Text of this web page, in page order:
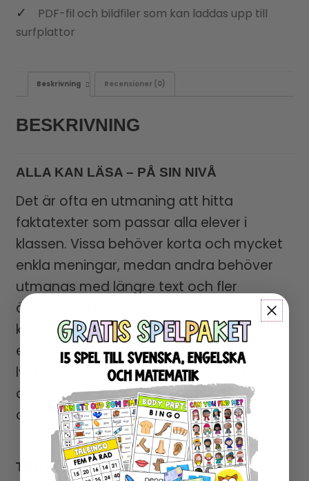
PDF-fil och bildfiler som kan laddas upp till
surfplattor
Beskrivning Recensioner (0)
BESKRIVNING
ALLA KAN LÄSA – PÅ SIN NIVÅ
Det är ofta en utmaning att hitta
faktatexter som passar alla elever i
klassen. Vissa behöver korta och mycket
enkla meningar, medan andra behöver
utmanas med längre text och fler
ämnesbegrepp. Med nivåindelade texter
kan alla läsa om samma tema, men på
en nivå som gör att de upplever att de
lyckas. På så sätt kan hela klassen prata
om innehållet, svara på samma frågor
och lära av varandra – oavsett läsnivå.
TRE LÄSNIVÅER SOM SKAPAR